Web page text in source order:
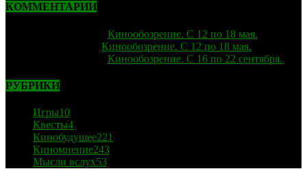
КОММЕНТАРИИ
Кинообозрение. С 12 по 18 мая.
Кинообозрение. С 12 по 18 мая.
Кинообозрение. С 16 по 22 сентября.
РУБРИКИ
Игры10
Квесты4
Кинобудущее221
Киномнение243
Мысли вслух53